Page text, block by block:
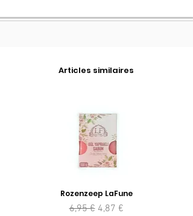
Articles similaires
Rozenzeep LaFune
Prix original
6,95 € Prix promotionnel
4,87 €